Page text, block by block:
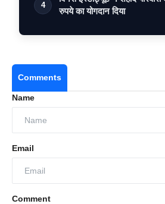
4
रुपये का योगदान दिया
Comments
Name
Email
Comment